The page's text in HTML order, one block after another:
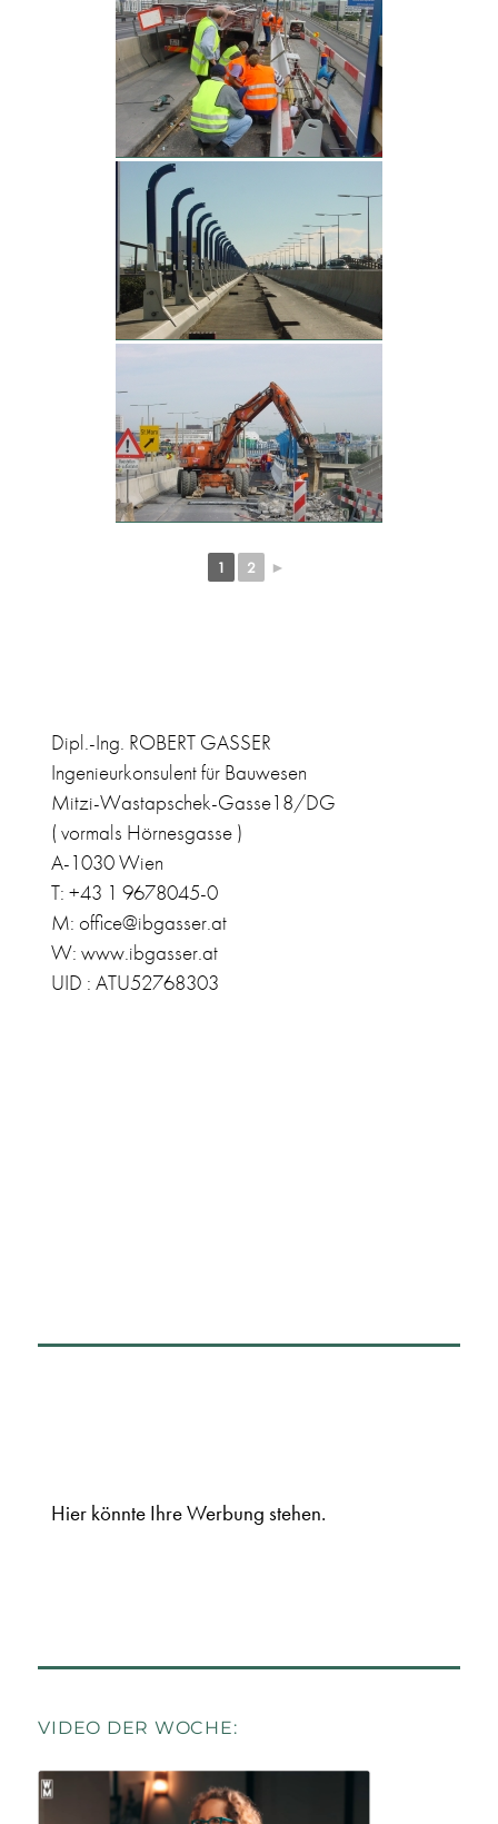
1 2 ►
Dipl.-Ing. ROBERT GASSER
Ingenieurkonsulent für Bauwesen
Mitzi-Wastapschek-Gasse18/DG
( vormals Hörnesgasse )
A-1030 Wien
T: +43 1 9678045-0
M: office@ibgasser.at
W: www.ibgasser.at
UID : ATU52768303
Hier könnte Ihre Werbung stehen.
VIDEO DER WOCHE: